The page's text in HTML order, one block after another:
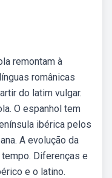
remontam à
românicas
do latim vulgar.
O espanhol tem
ibérica pelos
A evolução da
Diferenças e
e o latino.